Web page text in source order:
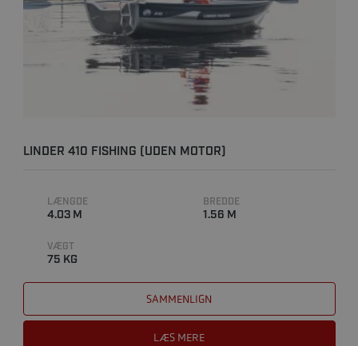
LINDER 410 FISHING (UDEN MOTOR)
LÆNGDE
4.03 M
BREDDE
1.56 M
VÆGT
75 KG
SAMMENLIGN
LÆS MERE